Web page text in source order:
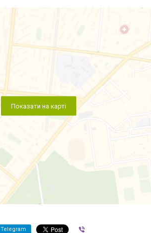
Показати на карті
Telegram